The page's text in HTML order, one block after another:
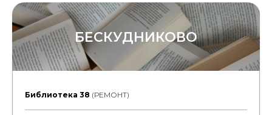
БЕСКУДНИКОВО
Библиотека 38 (РЕМОНТ)